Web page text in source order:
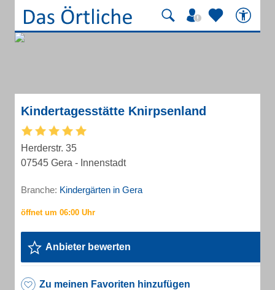
Kindertagesstätte Knirpsenland
Herderstr. 35
07545 Gera - Innenstadt
Branche: Kindergärten in Gera
Anbieter bewerten
Zu meinen Favoriten hinzufügen